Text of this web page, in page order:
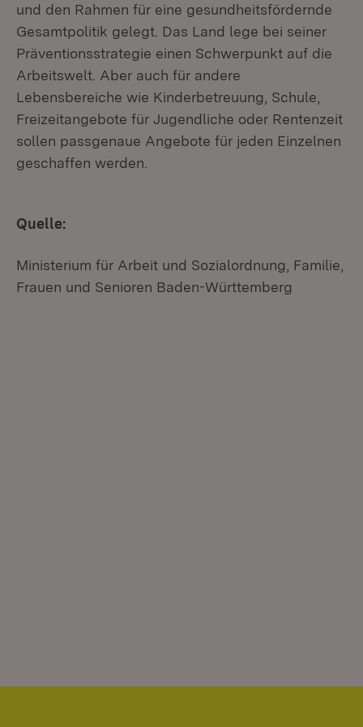
und den Rahmen für eine gesundheitsfördernde
Gesamtpolitik gelegt. Das Land lege bei seiner
Präventionsstrategie einen Schwerpunkt auf die
Arbeitswelt. Aber auch für andere
Lebensbereiche wie Kinderbetreuung, Schule,
Freizeitangebote für Jugendliche oder Rentenzeit
sollen passgenaue Angebote für jeden Einzelnen
geschaffen werden.
Quelle:
Ministerium für Arbeit und Sozialordnung, Familie,
Frauen und Senioren Baden-Württemberg